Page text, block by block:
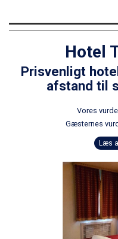
Hotel
Prisvenligt
afstand til
Vores
Gæsternes
Læs